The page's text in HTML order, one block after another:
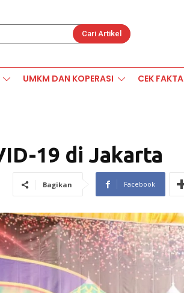
Cari Artikel
UMKM DAN KOPERASI CEK FAKTA
19 di Jakarta
Bagikan Facebook